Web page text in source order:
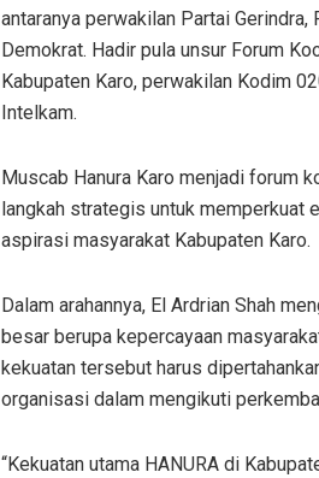
antaranya perwakilan Partai Gerindra,
Demokrat. Hadir pula unsur Forum
Kabupaten Karo, perwakilan Kodim
Intelkam.
Muscab Hanura Karo menjadi forum
langkah strategis untuk memperkuat
aspirasi masyarakat Kabupaten Karo.
Dalam arahannya, El Ardrian Shah
besar berupa kepercayaan
kekuatan tersebut harus
organisasi dalam mengikuti
“Kekuatan utama HANURA di